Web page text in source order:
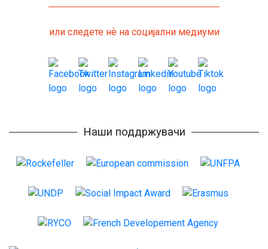
или следете нѐ на социјални медиуми
Наши поддржувачи